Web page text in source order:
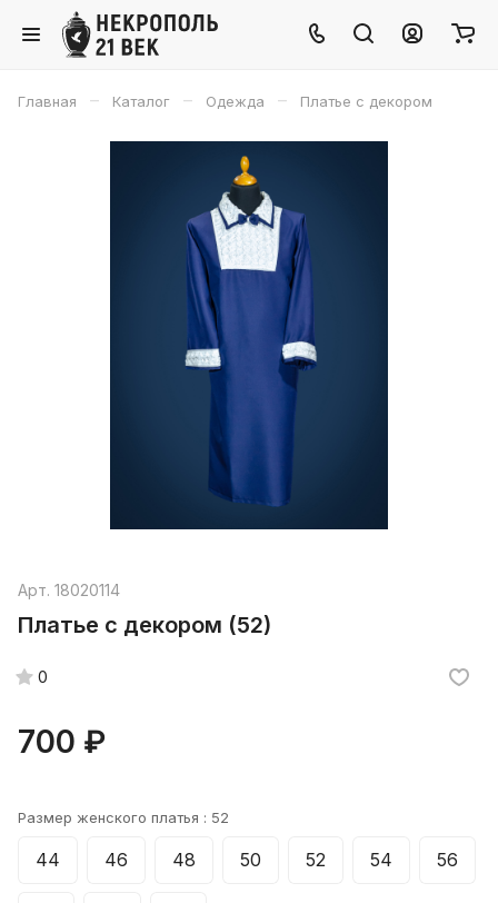
Главная – Каталог – Одежда – Платье с декором
Арт. 18020114
Платье с декором (52)
0
700 ₽
Размер женского платья : 52
44 46 48 50 52 54 56